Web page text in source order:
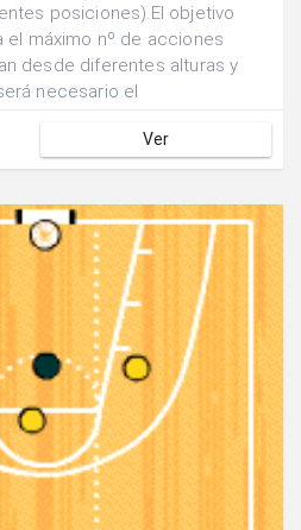
posiciones).El objetivo
el máximo nº de acciones
desde diferentes alturas y
necesario el
Ver